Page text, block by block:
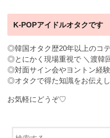
K-POPアイドルオタクです
◎韓国オタク歴20年以上のコ
◎とにかく現場重視で ＼渡韓
◎対面サイン会やヨントン経
◎オタクで得た知識をお伝え
お気軽にどうぞ♡